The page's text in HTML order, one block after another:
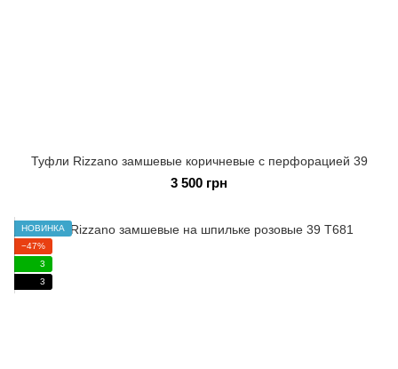
Туфли Rizzano замшевые коричневые с перфорацией 39
3 500 грн
НОВИНКА
−47%
3
3